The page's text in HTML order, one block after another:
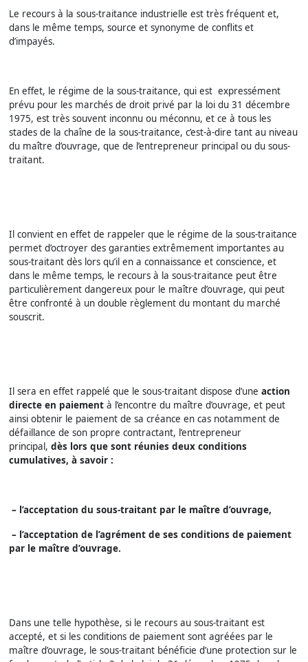
Le recours à la sous-traitance industrielle est très fréquent et,
dans le même temps, source et synonyme de conflits et
d’impayés.
En effet, le régime de la sous-traitance, qui est expressément
prévu pour les marchés de droit privé par la loi du 31 décembre
1975, est très souvent inconnu ou méconnu, et ce à tous les
stades de la chaîne de la sous-traitance, c’est-à-dire tant au niveau
du maître d’ouvrage, que de l’entrepreneur principal ou du sous-
traitant.
Il convient en effet de rappeler que le régime de la sous-traitance
permet d’octroyer des garanties extrêmement importantes au
sous-traitant dès lors qu’il en a connaissance et conscience, et
dans le même temps, le recours à la sous-traitance peut être
particulièrement dangereux pour le maître d’ouvrage, qui peut
être confronté à un double règlement du montant du marché
souscrit.
Il sera en effet rappelé que le sous-traitant dispose d’uneaction
directe en paiementà l’encontre du maître d’ouvrage, et peut
ainsi obtenir le paiement de sa créance en cas notamment de
défaillance de son propre contractant, l’entrepreneur
principal,dès lors que sont réunies deux conditions
cumulatives, à savoir :
– l’acceptation du sous-traitant par le maître d’ouvrage,
– l’acceptation de l’agrément de ses conditions de paiement
par le maître d’ouvrage.
Dans une telle hypothèse, si le recours au sous-traitant est
accepté, et si les conditions de paiement sont agréées par le
maître d’ouvrage, le sous-traitant bénéficie d’une protection sur le